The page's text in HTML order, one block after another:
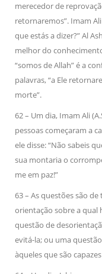
merecedor de
retornaremos”. Imam
que estás a dizer?” Al
melhor do
“somos de Allah” é a
palavras, “a Ele
morte”.
62 – Um dia, Imam Ali
pessoas começaram a
ele disse: “Não sabeis
sua montaria o
me em paz!”
63 – As questões são
orientação sobre a qual
questão de
evitá-la; ou uma
àqueles que são